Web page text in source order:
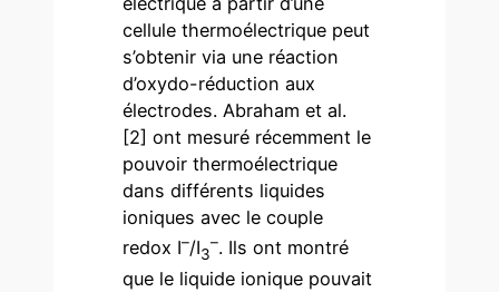
cellule thermoélectrique peut
s’obtenir via une réaction
d’oxydo-réduction aux
électrodes. Abraham et al.
[2] ont mesuré récemment le
pouvoir thermoélectrique
dans différents liquides
ioniques avec le couple
redox I–/I3
–. Ils ont montré
que le liquide ionique pouvait